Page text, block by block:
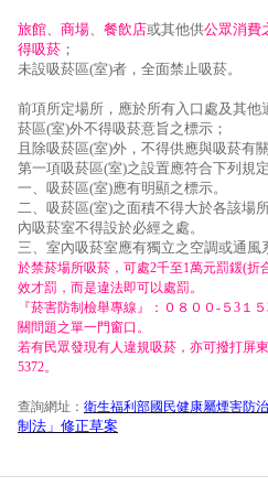
旅館、 商場、 餐飲店或其他供公眾消費
得吸菸 ；
未設吸菸區(室)者，全面禁止吸菸。
前項所定場所，應於所有入口處及其他
菸區(室)外不得吸菸意旨之標示；
且除吸菸區(室)外，不得供應與吸菸有關
第一項吸菸區(室)之設置應符合下列規定
一、吸菸區(室)應有明顯之標示。
二、吸菸區(室)之面積不得大於各該場
內吸菸室不得設於必經之處。
三、室內吸菸室應有獨立之空調或通風
於禁菸場所吸菸，可處2千至1萬元罰鍰(折
效才罰，而是違法即可以處罰。
『菸害防制檢舉專線』：０８００-５3１
關問題之單一門窗口。
若有民眾發現有人違規吸菸，亦可撥打屏
5372。
查詢網址： 衛生福利部國民健康屬煙害防
制法」修正草案